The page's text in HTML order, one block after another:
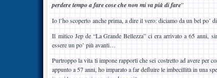
perdere tempo a fare cose che non mi va più di fare”
Io l’ho scoperto anche prima, a dire il vero: diciamo da un bel po’
Il mitico Jep de “La Grande Bellezza” ci era arrivato a 65 anni,
essere un po’ più avanti…
Purtroppo la vita ti impone rapporti che sei costretto ad avere per
appunto a 57 anni, ho imparato a far defluire le imbecillità in una